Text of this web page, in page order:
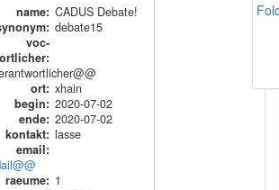
name: CADUS Debate!
: debate15
voc-
:
ort: xhain
begin: 2020-07-02
ende: 2020-07-02
kontakt: lasse
email:
raeume: 1